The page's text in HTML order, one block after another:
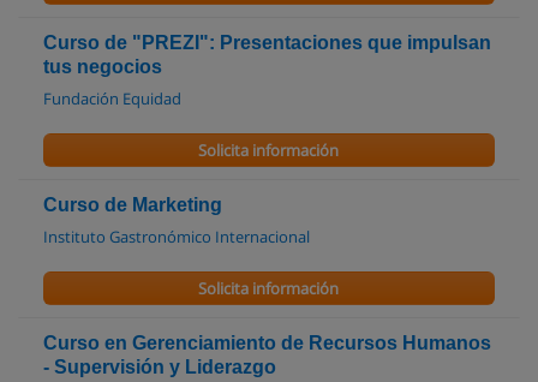
Curso de "PREZI": Presentaciones que impulsan
tus negocios
Fundación Equidad
Solicita información
Curso de Marketing
Instituto Gastronómico Internacional
Solicita información
Curso en Gerenciamiento de Recursos Humanos
- Supervisión y Liderazgo